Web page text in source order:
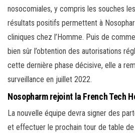
nosocomiales, y compris les souches
résultats positifs permettent à
cliniques chez l’Homme. Puis de
bien sûr l’obtention des autorisations
cette dernière phase décisive, elle a
surveillance en juillet 2022.
Nosopharm rejoint la French Tech
La nouvelle équipe devra signer des
et effectuer le prochain tour de table de